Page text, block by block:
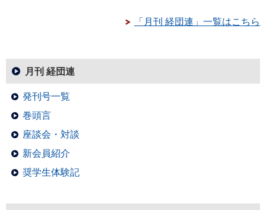
「月刊 経団連」一覧はこちら
月刊 経団連
発刊号一覧
巻頭言
座談会・対談
新会員紹介
奨学生体験記